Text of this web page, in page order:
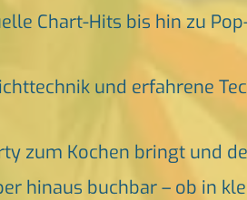
Chart-Hits bis hin zu
und erfahrene
zum Kochen bringt und
hinaus buchbar – ob in